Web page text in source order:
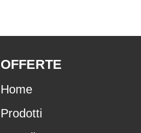
OFFERTE
Home
Prodotti